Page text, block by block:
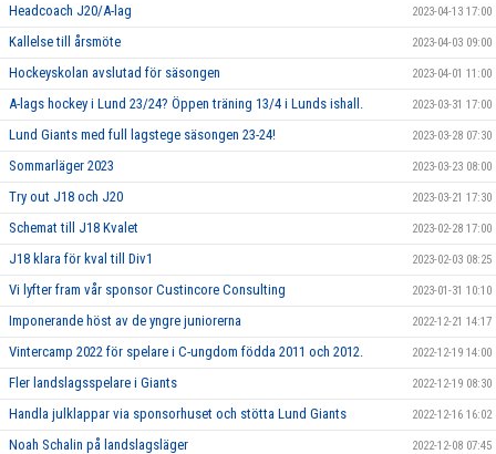
Headcoach J20/A-lag 2023-04-13 17:00
Kallelse till årsmöte 2023-04-03 09:00
Hockeyskolan avslutad för säsongen 2023-04-01 11:00
A-lags hockey i Lund 23/24? Öppen träning 13/4 i Lunds ishall. 2023-03-31 17:00
Lund Giants med full lagstege säsongen 23-24! 2023-03-28 07:30
Sommarläger 2023 2023-03-23 08:00
Try out J18 och J20 2023-03-21 17:30
Schemat till J18 Kvalet 2023-02-28 17:00
J18 klara för kval till Div1 2023-02-03 08:25
Vi lyfter fram vår sponsor Custincore Consulting 2023-01-31 10:10
Imponerande höst av de yngre juniorerna 2022-12-21 14:17
Vintercamp 2022 för spelare i C-ungdom födda 2011 och 2012. 2022-12-19 14:00
Fler landslagsspelare i Giants 2022-12-19 08:30
Handla julklappar via sponsorhuset och stötta Lund Giants 2022-12-16 16:02
Noah Schalin på landslagsläger 2022-12-08 07:45